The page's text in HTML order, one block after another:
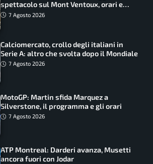
spettacolo sul Mont Ventoux, orari e
come vederli
7 Agosto 2026
Calciomercato, crollo degli italiani in
Serie A: altro che svolta dopo il Mondiale
7 Agosto 2026
MotoGP: Martin sfida Marquez a
Silverstone, il programma e gli orari
7 Agosto 2026
ATP Montreal: Darderi avanza, Musetti
ancora fuori con Jodar